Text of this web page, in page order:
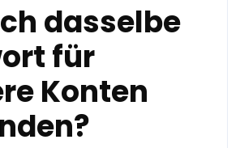
dasselbe
für
Konten